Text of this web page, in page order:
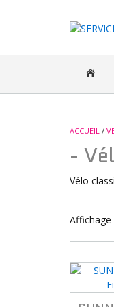
ACCUEIL /
-
Vélo
Affichage